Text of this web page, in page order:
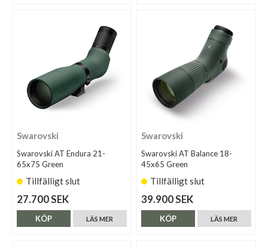
Swarovski
Swarovski AT Endura 21-
65x75 Green
Tillfälligt slut
27.700 SEK
LÄS MER
KÖP
Swarovski
Swarovski AT Balance 18-
45x65 Green
Tillfälligt slut
39.900 SEK
LÄS MER
KÖP